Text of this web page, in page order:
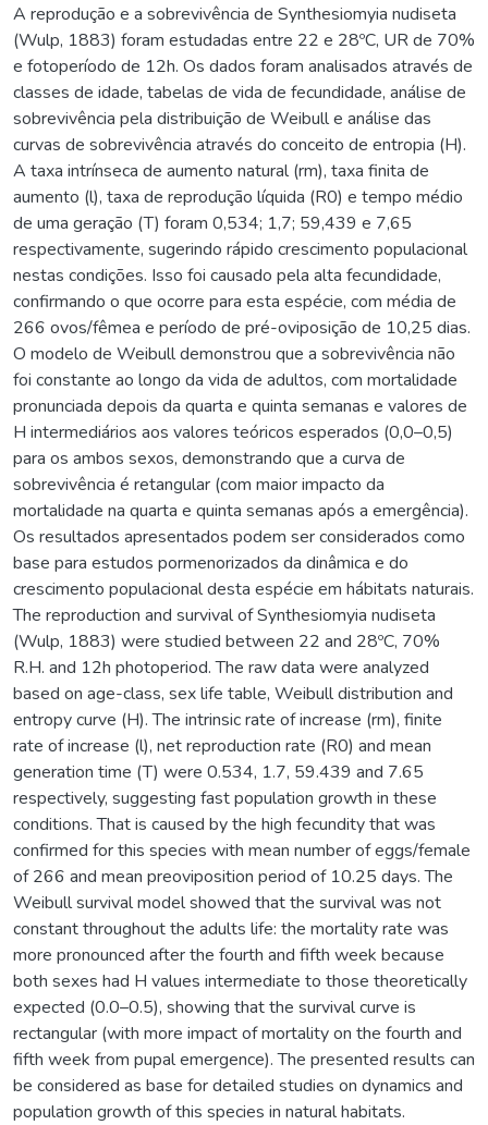
A reprodução e a sobrevivência de Synthesiomyia nudiseta
(Wulp, 1883) foram estudadas entre 22 e 28ºC, UR de 70%
e fotoperíodo de 12h. Os dados foram analisados através de
classes de idade, tabelas de vida de fecundidade, análise de
sobrevivência pela distribuição de Weibull e análise das
curvas de sobrevivência através do conceito de entropia (H).
A taxa intrínseca de aumento natural (rm), taxa finita de
aumento (l), taxa de reprodução líquida (R0) e tempo médio
de uma geração (T) foram 0,534; 1,7; 59,439 e 7,65
respectivamente, sugerindo rápido crescimento populacional
nestas condições. Isso foi causado pela alta fecundidade,
confirmando o que ocorre para esta espécie, com média de
266 ovos/fêmea e período de pré-oviposição de 10,25 dias.
O modelo de Weibull demonstrou que a sobrevivência não
foi constante ao longo da vida de adultos, com mortalidade
pronunciada depois da quarta e quinta semanas e valores de
H intermediários aos valores teóricos esperados (0,0–0,5)
para os ambos sexos, demonstrando que a curva de
sobrevivência é retangular (com maior impacto da
mortalidade na quarta e quinta semanas após a emergência).
Os resultados apresentados podem ser considerados como
base para estudos pormenorizados da dinâmica e do
crescimento populacional desta espécie em hábitats naturais.
The reproduction and survival of Synthesiomyia nudiseta
(Wulp, 1883) were studied between 22 and 28ºC, 70%
R.H. and 12h photoperiod. The raw data were analyzed
based on age-class, sex life table, Weibull distribution and
entropy curve (H). The intrinsic rate of increase (rm), finite
rate of increase (l), net reproduction rate (R0) and mean
generation time (T) were 0.534, 1.7, 59.439 and 7.65
respectively, suggesting fast population growth in these
conditions. That is caused by the high fecundity that was
confirmed for this species with mean number of eggs/female
of 266 and mean preoviposition period of 10.25 days. The
Weibull survival model showed that the survival was not
constant throughout the adults life: the mortality rate was
more pronounced after the fourth and fifth week because
both sexes had H values intermediate to those theoretically
expected (0.0–0.5), showing that the survival curve is
rectangular (with more impact of mortality on the fourth and
fifth week from pupal emergence). The presented results can
be considered as base for detailed studies on dynamics and
population growth of this species in natural habitats.